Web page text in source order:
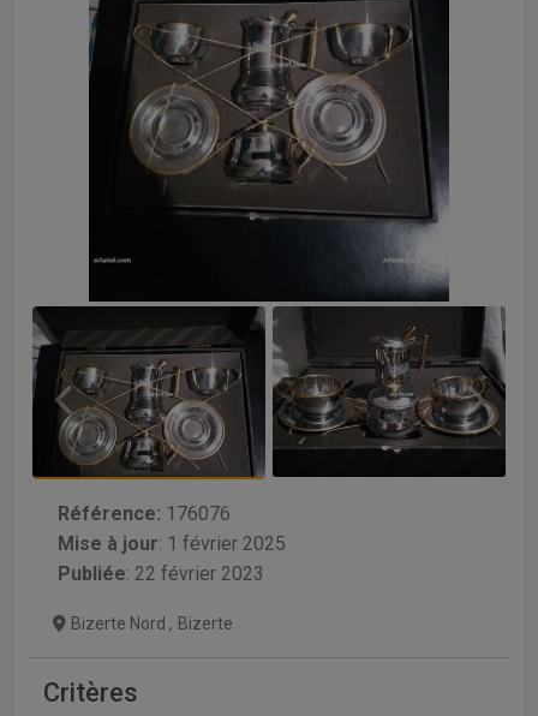
Référence: 176076
Mise à jour: 1 février 2025
Publiée: 22 février 2023
Bizerte Nord , Bizerte
Critères